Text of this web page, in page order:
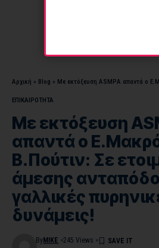
Αρχική » Blog » Με εκτόξευση ASMPΑ απαντά ο Ε.Μακρόν στον Β.Πούτιν: Σε
ΕΠΙΚΑΙΡΟΤΗΤΑ
Με εκτόξευση
απαντά ο
Β.Πούτιν: Σε
άμεσης
γαλλικές
δυνάμεις!
By MIKE 245 Views